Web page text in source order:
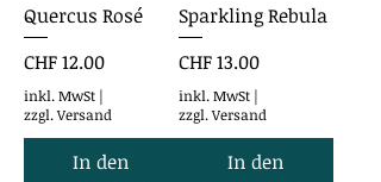
Quercus Rosé
Preis
CHF 12.00
inkl. MwSt |
zzgl. Versand
In den
Sparkling Rebula
Preis
CHF 13.00
inkl. MwSt |
zzgl. Versand
In den